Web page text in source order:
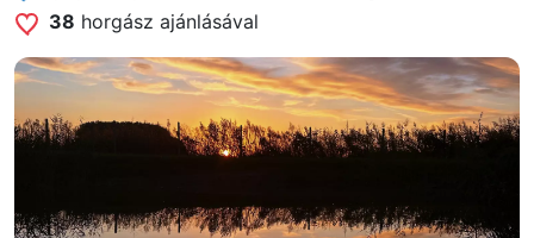
38 horgász ajánlásával